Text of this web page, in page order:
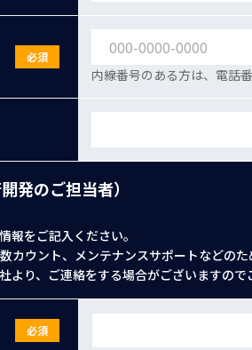
必須
内線番号のある方は、電話
発のご担当者）
報をご記入ください。
カウント、メンテナンスサポートなどのた
より、ご連絡をする場合がございますので
必須